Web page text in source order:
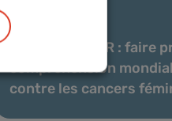
17 Déc 2025
VENUSCANCER : faire
compréhension
contre les cancers